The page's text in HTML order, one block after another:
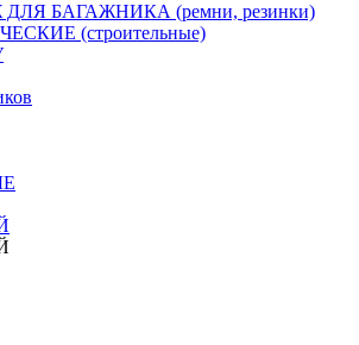
БАГАЖНИКА (ремни, резинки)
(строительные)